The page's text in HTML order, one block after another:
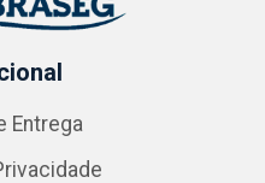
Entrega